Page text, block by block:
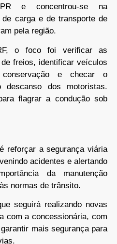
e concentrou-se na
carga e de transporte de
pela região.
o foco foi verificar as
freios, identificar veículos
e checar o
dos motoristas.
flagrar a condução sob
reforçar a segurança viária
acidentes e alertando
da manutenção
normas de trânsito.
seguirá realizando novas
com a concessionária, com
mais segurança para